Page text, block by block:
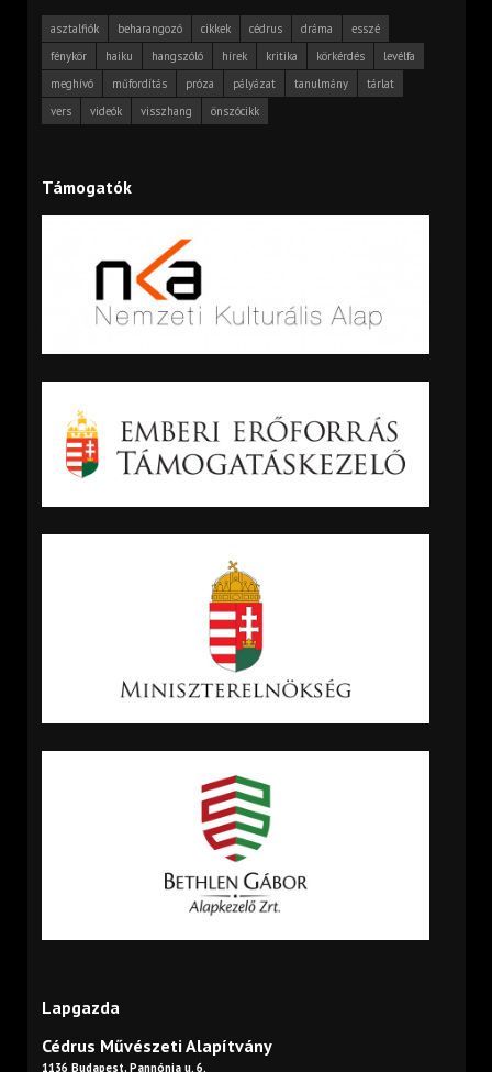
asztalfiók beharangozó cikkek cédrus dráma
esszé
fénykör
haiku hangszóló hírek kritika körkérdés
levélfa
meghívó
műfordítás próza pályázat tanulmány
tárlat
vers
videók visszhang önszócikk
Támogatók
Lapgazda
Cédrus Művészeti Alapítvány
1136 Budapest, Pannónia u. 6.